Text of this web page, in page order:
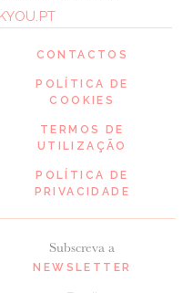
Subscreva a
NEWSLETTER
CONTACTOS
POLÍTICA DE
COOKIES
TERMOS DE
UTILIZAÇÃO
POLÍTICA DE
PRIVACIDADE